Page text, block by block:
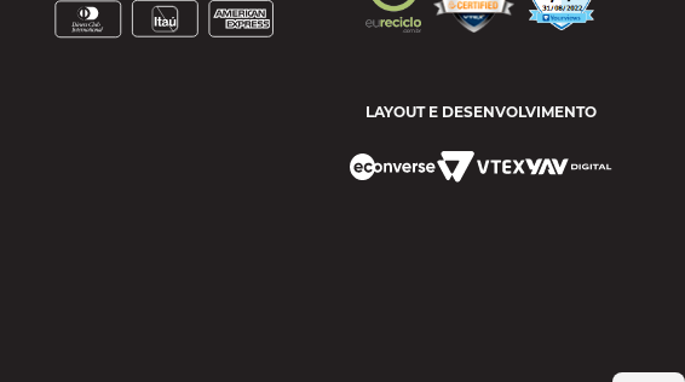
LAYOUT E DESENVOLVIMENTO